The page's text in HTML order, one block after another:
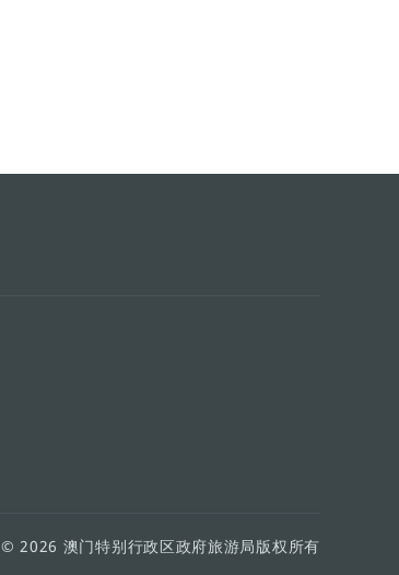
© 2026 澳门特别行政区政府旅游局版权所有